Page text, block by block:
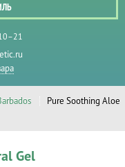
Pure Soothing Aloe
Gel